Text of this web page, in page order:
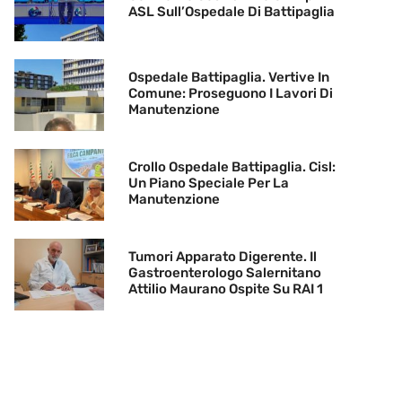
ASL Sull’Ospedale Di Battipaglia
Ospedale Battipaglia. Vertive In
Comune: Proseguono I Lavori Di
Manutenzione
Crollo Ospedale Battipaglia. Cisl:
Un Piano Speciale Per La
Manutenzione
Tumori Apparato Digerente. Il
Gastroenterologo Salernitano
Attilio Maurano Ospite Su RAI 1